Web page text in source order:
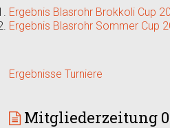
Ergebnis Blasrohr Brokkoli Cup
Ergebnis Blasrohr Sommer Cup
Ergebnisse Turniere
Mitgliederzeitung